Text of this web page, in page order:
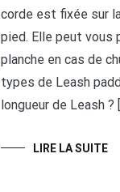
corde est fixée sur
pied. Elle peut vous
planche en cas de
types de Leash
longueur de Leash ?
LIRE LA SUITE